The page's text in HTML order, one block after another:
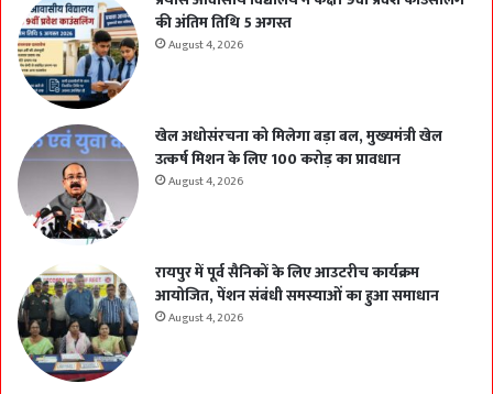
की अंतिम तिथि 5 अगस्त
August 4, 2026
खेल अधोसंरचना को मिलेगा बड़ा बल, मुख्यमंत्री खेल
उत्कर्ष मिशन के लिए 100 करोड़ का प्रावधान
August 4, 2026
रायपुर में पूर्व सैनिकों के लिए आउटरीच कार्यक्रम
आयोजित, पेंशन संबंधी समस्याओं का हुआ समाधान
August 4, 2026